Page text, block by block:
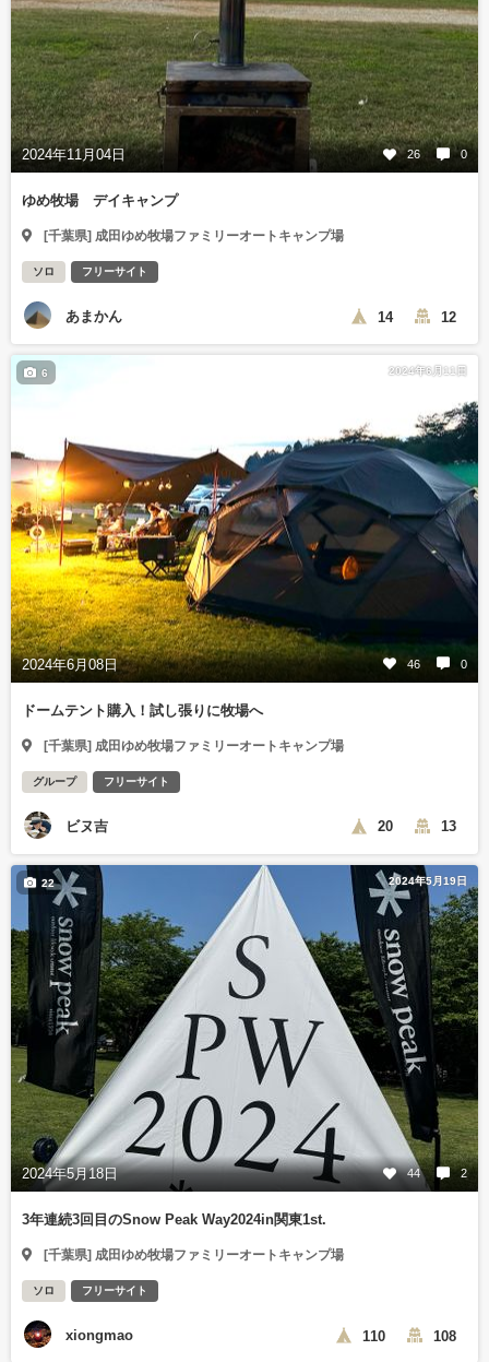
2024年11月04日 26 0
ゆめ牧場 デイキャンプ
[千葉県] 成田ゆめ牧場ファミリーオートキャンプ場
ソロ フリーサイト
あまかん 14 12
2024年6月11日
2024年6月08日 46 0
6
ドームテント購入！試し張りに牧場へ
[千葉県] 成田ゆめ牧場ファミリーオートキャンプ場
グループ フリーサイト
ビヌ吉 20 13
2024年5月19日
2024年5月18日 44 2
22
3年連続3回目のSnow Peak Way2024in関東1st.
[千葉県] 成田ゆめ牧場ファミリーオートキャンプ場
ソロ フリーサイト
xiongmao 110 108